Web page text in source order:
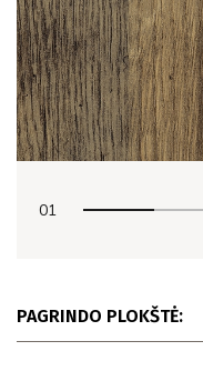
PAGRINDO PLOKŠTĖ:
01